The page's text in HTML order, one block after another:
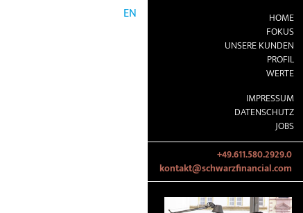
EN
HOME
FOKUS
UNSERE KUNDEN
PROFIL
WERTE
IMPRESSUM
DATENSCHUTZ
JOBS
+49.611.580.2929.0
kontakt@schwarzfinancial.com